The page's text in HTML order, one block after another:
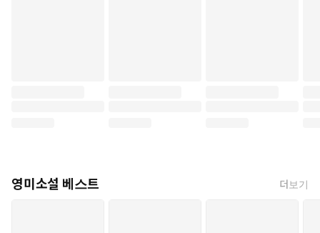
영미소설 베스트 더보기